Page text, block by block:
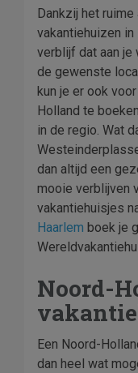
Dankzij het
vakantiehuizen
verblijf dat aan je
de gewenste
kun je er ook
Holland te
in de regio. Wat
dan altijd een
mooie verblijven
vakantiehuisjes
Haarlem boek je
Noord-
Een Noord-
dan heel wat